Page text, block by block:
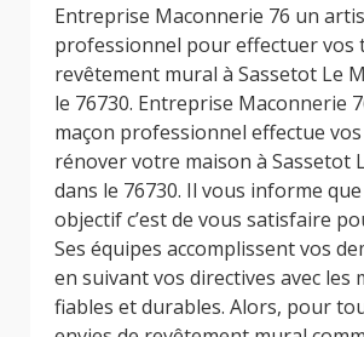
Entreprise Maconnerie 76 un
professionnel pour effectuer vos
revêtement mural à Sassetot Le
le 76730. Entreprise Maconnerie
maçon professionnel effectue
rénover votre maison à Sassetot
dans le 76730. Il vous informe
objectif c’est de vous satisfaire
Ses équipes accomplissent vos
en suivant vos directives avec les
fiables et durables. Alors, pour